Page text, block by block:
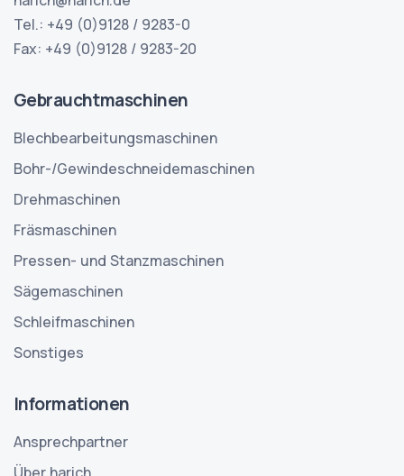
Tel.: +49 (0)9128 / 9283-0
Fax: +49 (0)9128 / 9283-20
Gebrauchtmaschinen
Blechbearbeitungsmaschinen
Bohr-/Gewindeschneidemaschinen
Drehmaschinen
Fräsmaschinen
Pressen- und Stanzmaschinen
Sägemaschinen
Schleifmaschinen
Sonstiges
Informationen
Ansprechpartner